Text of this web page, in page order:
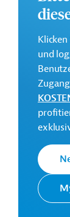
Weitere
und
bereitsteht.
1,7
1,7
und